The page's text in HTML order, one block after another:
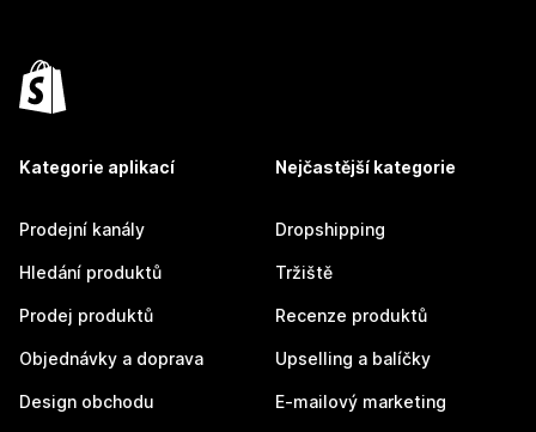
Kategorie aplikací
Prodejní kanály
Hledání produktů
Prodej produktů
Objednávky a doprava
Design obchodu
Nejčastější kategorie
Dropshipping
Tržiště
Recenze produktů
Upselling a balíčky
E-mailový marketing